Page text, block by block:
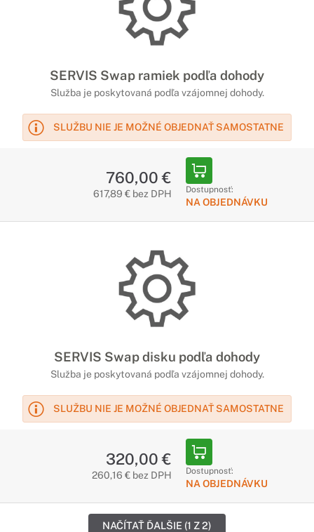
SERVIS Swap ramiek podľa dohody
Služba je poskytovaná podľa vzájomnej dohody.
SLUŽBU NIE JE MOŽNÉ OBJEDNAŤ SAMOSTATNE
760,00 €
617,89 € bez DPH Dostupnosť:
NA OBJEDNÁVKU
SERVIS Swap disku podľa dohody
Služba je poskytovaná podľa vzájomnej dohody.
SLUŽBU NIE JE MOŽNÉ OBJEDNAŤ SAMOSTATNE
320,00 €
260,16 € bez DPH Dostupnosť:
NA OBJEDNÁVKU
NAČÍTAŤ ĎALŠIE (1 Z 2)